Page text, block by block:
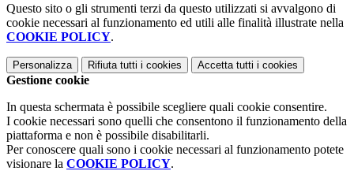
Questo sito o gli strumenti terzi da questo utilizzati si avvalgono di
cookie necessari al funzionamento ed utili alle finalità illustrate nella
COOKIE POLICY.
Personalizza Rifiuta tutti i cookies Accetta tutti i cookies
Gestione cookie
In questa schermata è possibile scegliere quali cookie consentire.
I cookie necessari sono quelli che consentono il funzionamento della
piattaforma e non è possibile disabilitarli.
Per conoscere quali sono i cookie necessari al funzionamento potete
visionare la COOKIE POLICY.